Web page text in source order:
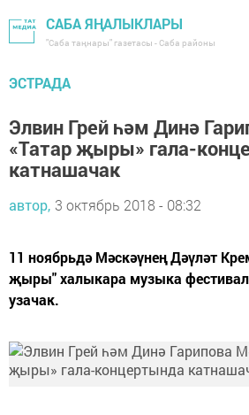
САБА ЯҢАЛЫКЛАРЫ
"Саба таңнары" газетасы - Саба районы
ЭСТРАДА
Элвин Грей һәм Динә
«Татар җыры» гала-
катнашачак
автор, 3 октябрь 2018 - 08:32
11 ноябрьдә Мәскәүнең Дәүләт
җыры" халыкара музыка
узачак.